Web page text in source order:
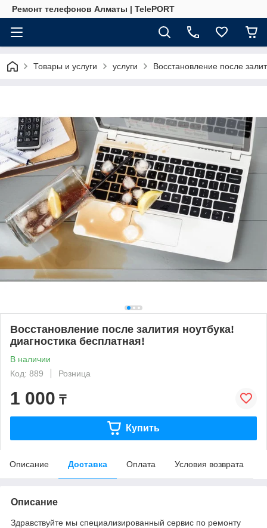
Ремонт телефонов Алматы | TelePORT
Товары и услуги услуги Восстановление после
Восстановление после залития ноутбука!
диагностика бесплатная!
В наличии
Код: 889
Розница
1 000 ₸
Купить
Описание Доставка Оплата Условия возврата
Описание
Здравствуйте мы специализированный сервис по ремонту